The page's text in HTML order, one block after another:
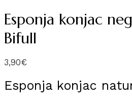
Esponja konjac
Bifull
3,90€
Esponja konjac